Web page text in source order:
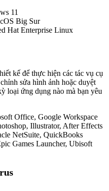
11
Big Sur
Hat Enterprise Linux
kế để thực hiện các tác vụ cụ
sửa hình ảnh hoặc duyệt
loại ứng dụng nào mà bạn yêu
Office, Google Workspace
Illustrator, After Effects
NetSuite, QuickBooks
Games Launcher, Ubisoft